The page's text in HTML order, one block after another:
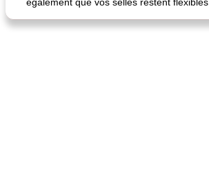
quinoa petit déjeuner méditerranéen